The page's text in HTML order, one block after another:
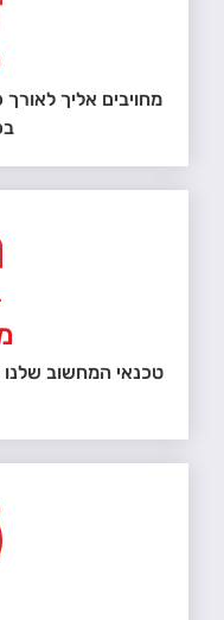
מחויבים אליך
טכנאי המחשוב שלנו